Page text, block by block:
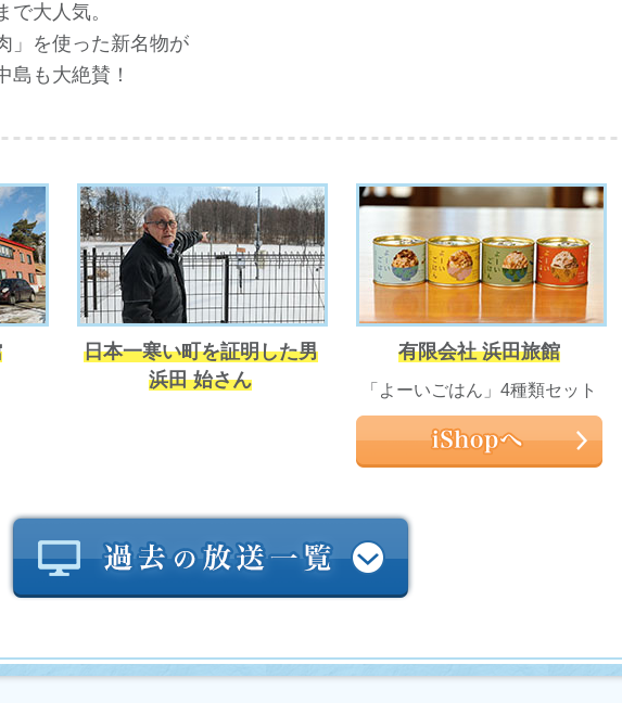
で大人気。
」を使った新名物が
島も大絶賛！
日本一寒い町を証明した男
浜田 始さん
有限会社 浜田旅館
「よーいごはん」4種類セット